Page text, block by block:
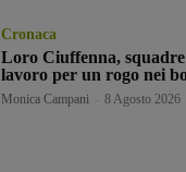
Cronaca
Loro Ciuffenna,
lavoro per un rogo nei
Monica Campani 8 Agosto 2026